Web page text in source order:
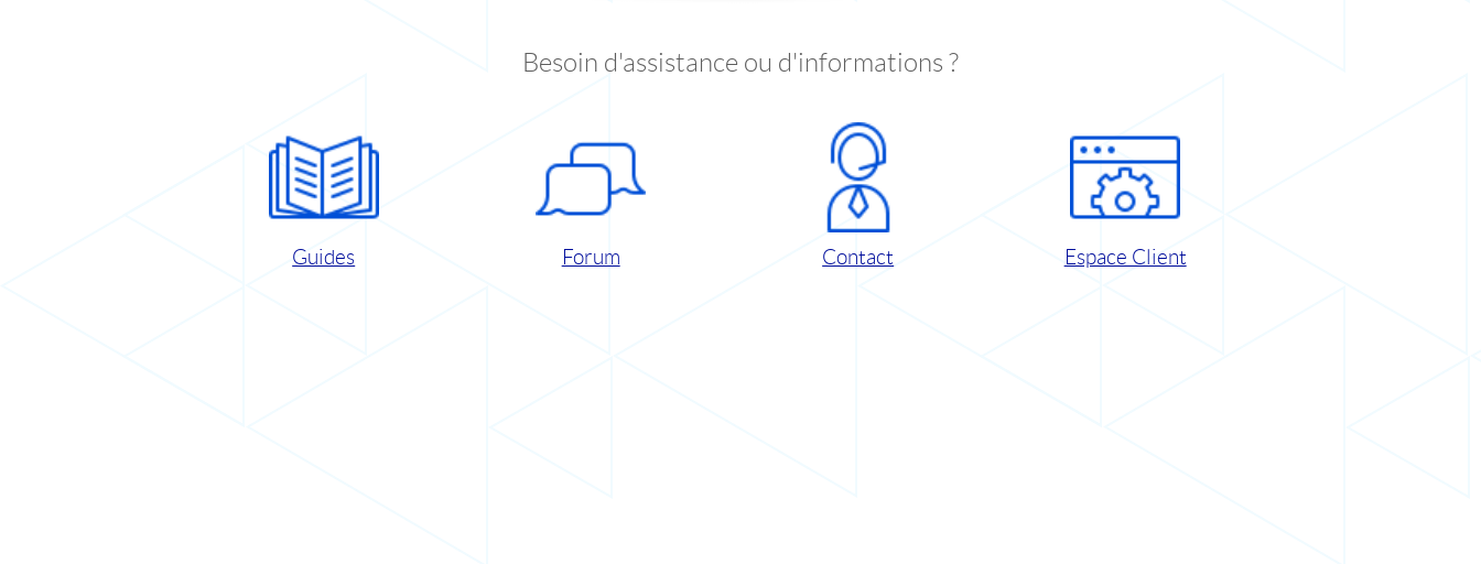
Besoin d'assistance ou d'informations ?
Guides Forum Contact Espace Client